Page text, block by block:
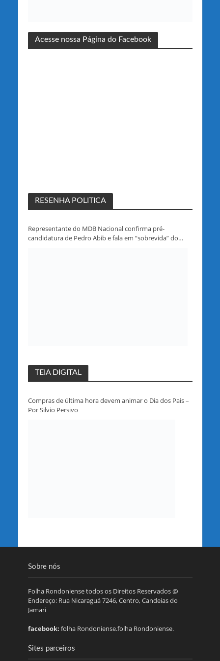
Acesse nossa Página do Facebook
RESENHA POLITICA
Representante do MDB Nacional confirma pré-
candidatura de Pedro Abib e fala em “sobrevida” do
TEIA DIGITAL
Compras de última hora devem animar o Dia dos Pais –
Por Silvio Persivo
Sobre nós
Folha Rondoniense todos os Direitos Reservados @
Endereço: Rua Nicaraguá 7246, Centro, Candeias do
Jamari
facebook: folha Rondoniense.folha Rondoniense.
Sites parceiros